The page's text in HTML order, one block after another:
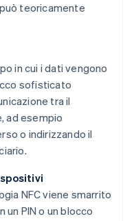
teoricamente
in cui i dati vengono
sofisticato
tra il
ad esempio
o indirizzando il
NFC viene smarrito
PIN o un blocco